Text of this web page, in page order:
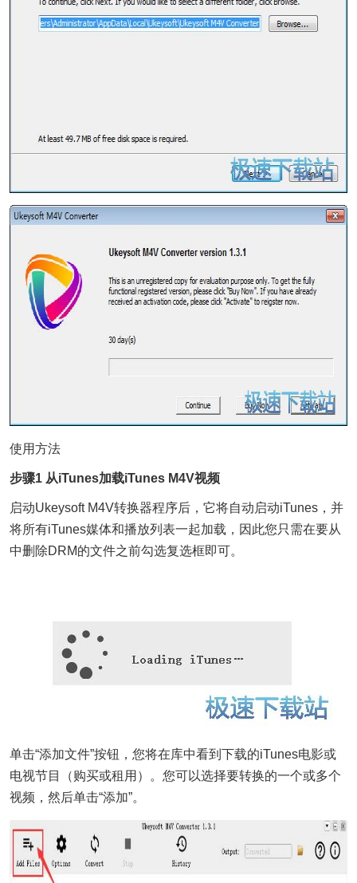
使用方法
步骤1 从iTunes加载iTunes M4V视频
启动Ukeysoft M4V转换器程序后，它将自动启动iTunes，并
将所有iTunes媒体和播放列表一起加载，因此您只需在要从
中删除DRM的文件之前勾选复选框即可。
单击“添加文件”按钮，您将在库中看到下载的iTunes电影或
电视节目（购买或租用）。您可以选择要转换的一个或多个
视频，然后单击“添加”。